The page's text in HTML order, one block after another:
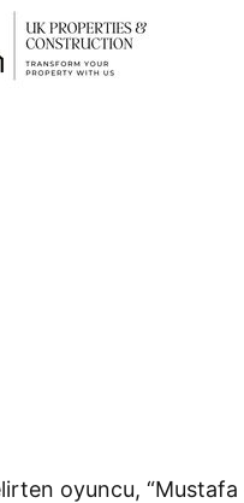
oyuncu,